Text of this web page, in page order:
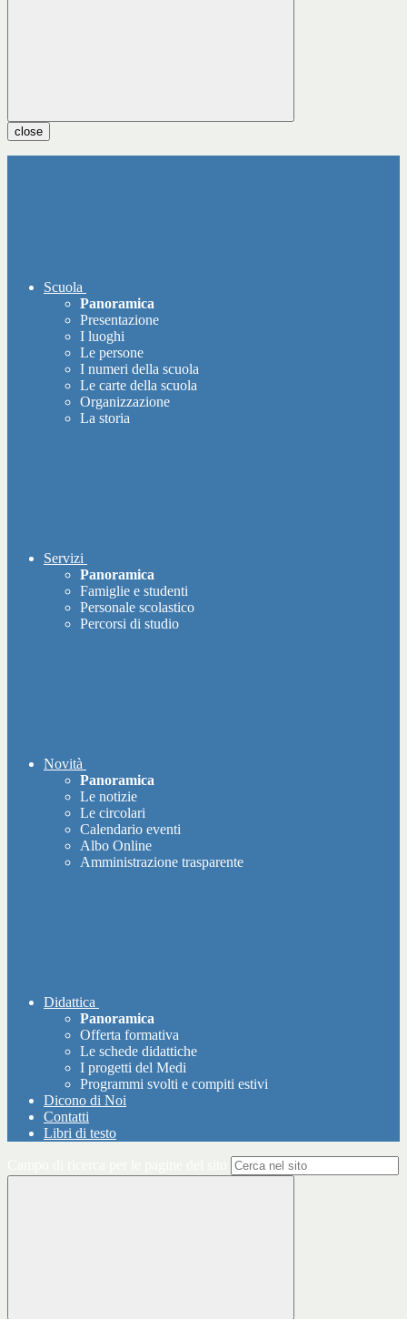
close
Scuola
Panoramica
Presentazione
I luoghi
Le persone
I numeri della scuola
Le carte della scuola
Organizzazione
La storia
Servizi
Panoramica
Famiglie e studenti
Personale scolastico
Percorsi di studio
Novità
Panoramica
Le notizie
Le circolari
Calendario eventi
Albo Online
Amministrazione trasparente
Didattica
Panoramica
Offerta formativa
Le schede didattiche
I progetti del Medi
Programmi svolti e compiti estivi
Dicono di Noi
Contatti
Libri di testo